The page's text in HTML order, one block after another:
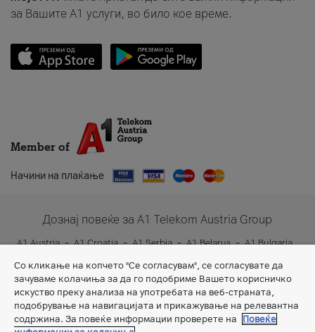
за Вашите A1 услуги, во било кое време.
Member of
Начини на плаќање
Дознај повеќе за A1 Telekom Austria Group
A1 Austria A1 Croatia A1 Serbia A1 Belarus
A1 Bulgaria
Со кликање на копчето "Се согласувам", се согласувате да
зачуваме колачиња за да го подобриме Вашето корисничко
искуство преку анализа на употребата на веб-страната,
подобрување на навигацијата и прикажување на релевантна
содржина. За повеќе информации проверете на
Повеќе